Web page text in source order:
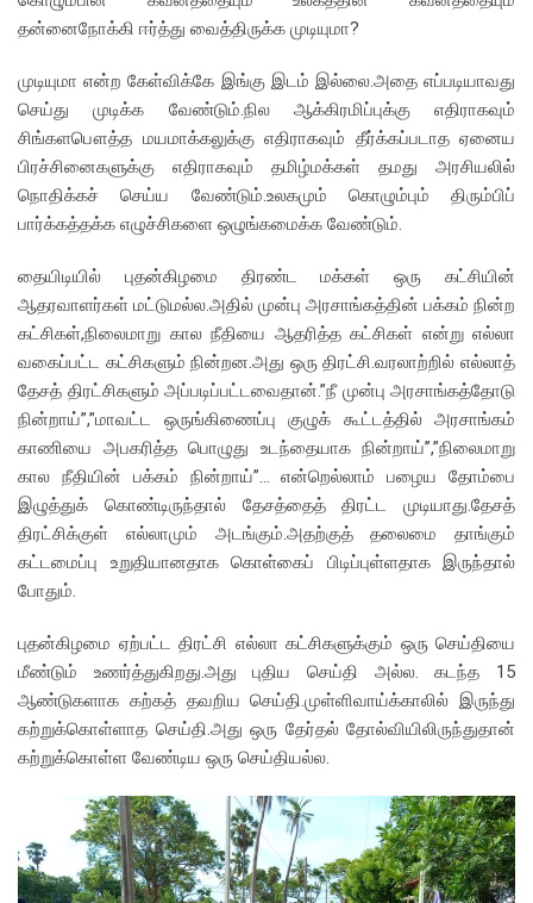
தன்னைநோக்கி ஈர்த்து வைத்திருக்க முடியுமா?
முடியுமா என்ற கேள்விக்கே இங்கு இடம் இல்லை.அதை எப்படியாவது
செய்து முடிக்க வேண்டும்.நில ஆக்கிரமிப்புக்கு எதிராகவும்
சிங்களபௌத்த மயமாக்கலுக்கு எதிராகவும் தீர்க்கப்படாத ஏனைய
பிரச்சினைகளுக்கு எதிராகவும் தமிழ்மக்கள் தமது அரசியலில்
நொதிக்கச் செய்ய வேண்டும்.உலகமும் கொழும்பும் திரும்பிப்
பார்க்கத்தக்க எழுச்சிகளை ஒழுங்கமைக்க வேண்டும்.
தையிடியில் புதன்கிழமை திரண்ட மக்கள் ஒரு கட்சியின்
ஆதரவாளர்கள் மட்டுமல்ல.அதில் முன்பு அரசாங்கத்தின் பக்கம் நின்ற
கட்சிகள்,நிலைமாறு கால நீதியை ஆதரித்த கட்சிகள் என்று எல்லா
வகைப்பட்ட கட்சிகளும் நின்றன.அது ஒரு திரட்சி.வரலாற்றில் எல்லாத்
தேசத் திரட்சிகளும் அப்படிப்பட்டவைதான்.”நீ முன்பு அரசாங்கத்தோடு
நின்றாய்”,”மாவட்ட ஒருங்கிணைப்பு குழுக் கூட்டத்தில் அரசாங்கம்
காணியை அபகரித்த பொழுது உடந்தையாக நின்றாய்”,”நிலைமாறு
கால நீதியின் பக்கம் நின்றாய்”… என்றெல்லாம் பழைய தோம்பை
இழுத்துக் கொண்டிருந்தால் தேசத்தைத் திரட்ட முடியாது.தேசத்
திரட்சிக்குள் எல்லாமும் அடங்கும்.அதற்குத் தலைமை தாங்கும்
கட்டமைப்பு உறுதியானதாக கொள்கைப் பிடிப்புள்ளதாக இருந்தால்
போதும்.
புதன்கிழமை ஏற்பட்ட திரட்சி எல்லா கட்சிகளுக்கும் ஒரு செய்தியை
மீண்டும் உணர்த்துகிறது.அது புதிய செய்தி அல்ல. கடந்த 15
ஆண்டுகளாக கற்கத் தவறிய செய்தி.முள்ளிவாய்க்காலில் இருந்து
கற்றுக்கொள்ளாத செய்தி.அது ஒரு தேர்தல் தோல்வியிலிருந்துதான்
கற்றுக்கொள்ள வேண்டிய ஒரு செய்தியல்ல.